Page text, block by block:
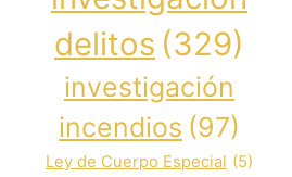
delitos (329)
investigación
incendios (97)
Ley de Cuerpo Especial (5)